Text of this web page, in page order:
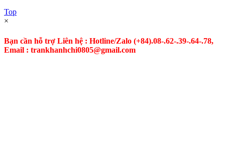
Top
×
Bạn cần hỗ trợ Liên hệ : Hotline/Zalo (+84).08-.62-.39-.64-.78,
Email : trankhanhchi0805@gmail.com